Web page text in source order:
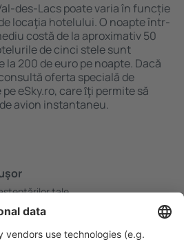
des-Lacs poate varia în funcție
locaţia hotelului. O noapte într-
costă de la aproximativ 50
de cinci stele sunt
la 200 de euro pe noapte. Dacă
oferta specială de
eSky.ro, care ȋţi permite să
avion instantaneu.
tale.